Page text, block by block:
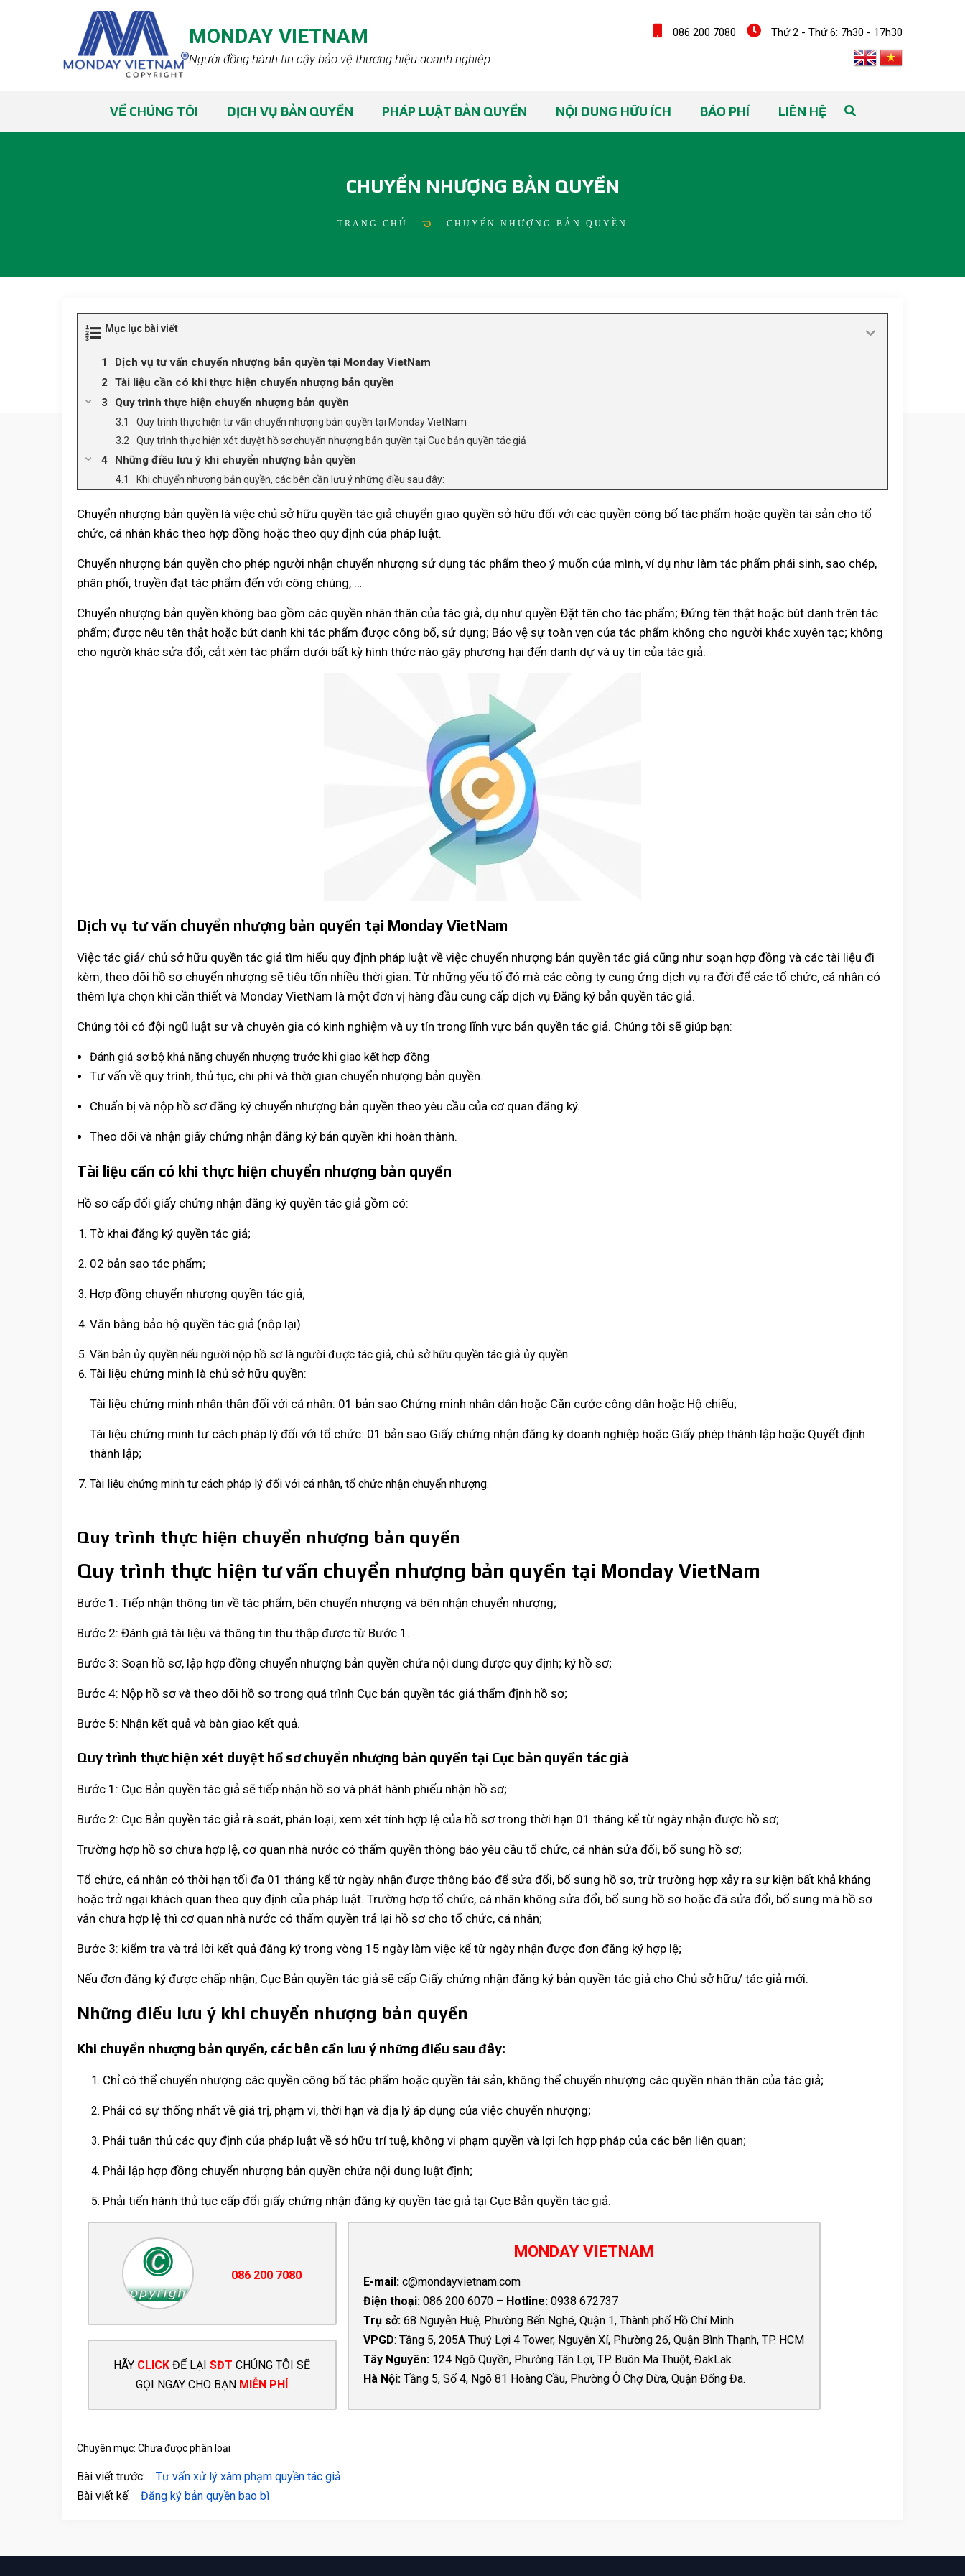
MONDAY VIETNAM
Người đồng hành tin cậy bảo vệ thương hiệu doanh nghiệp
086 200 7080 Thứ 2 - Thứ 6: 7h30 - 17h30
VỀ CHÚNG TÔI DỊCH VỤ BẢN QUYỀN PHÁP LUẬT BẢN QUYỀN NỘI DUNG HỮU ÍCH BÁO PHÍ LIÊN HỆ
CHUYỂN NHƯỢNG BẢN QUYỀN
TRANG CHỦ CHUYỂN NHƯỢNG BẢN QUYỀN
Mục lục bài viết
Dịch vụ tư vấn chuyển nhượng bản quyền tại Monday VietNam
Tài liệu cần có khi thực hiện chuyển nhượng bản quyền
Quy trình thực hiện chuyển nhượng bản quyền
Quy trình thực hiện tư vấn chuyển nhượng bản quyền tại Monday VietNam
Quy trình thực hiện xét duyệt hồ sơ chuyển nhượng bản quyền tại Cục bản quyền tác giả
Những điều lưu ý khi chuyển nhượng bản quyền
Khi chuyển nhượng bản quyền, các bên cần lưu ý những điều sau đây:
Chuyển nhượng bản quyền là việc chủ sở hữu quyền tác giả chuyển giao quyền sở hữu đối với các quyền công bố tác phẩm hoặc quyền tài sản cho tổ
chức, cá nhân khác theo hợp đồng hoặc theo quy định của pháp luật.
Chuyển nhượng bản quyền cho phép người nhận chuyển nhượng sử dụng tác phẩm theo ý muốn của mình, ví dụ như làm tác phẩm phái sinh, sao chép,
phân phối, truyền đạt tác phẩm đến với công chúng, …
Chuyển nhượng bản quyền không bao gồm các quyền nhân thân của tác giả, dụ như quyền Đặt tên cho tác phẩm; Đứng tên thật hoặc bút danh trên tác
phẩm; được nêu tên thật hoặc bút danh khi tác phẩm được công bố, sử dụng; Bảo vệ sự toàn vẹn của tác phẩm không cho người khác xuyên tạc; không
cho người khác sửa đổi, cắt xén tác phẩm dưới bất kỳ hình thức nào gây phương hại đến danh dự và uy tín của tác giả.
Dịch vụ tư vấn chuyển nhượng bản quyền tại Monday VietNam
Việc tác giả/ chủ sở hữu quyền tác giả tìm hiểu quy định pháp luật về việc chuyển nhượng bản quyền tác giả cũng như soạn hợp đồng và các tài liệu đi
kèm, theo dõi hồ sơ chuyển nhượng sẽ tiêu tốn nhiều thời gian. Từ những yếu tố đó mà các công ty cung ứng dịch vụ ra đời để các tổ chức, cá nhân có
thêm lựa chọn khi cần thiết và Monday VietNam là một đơn vị hàng đầu cung cấp dịch vụ Đăng ký bản quyền tác giả.
Chúng tôi có đội ngũ luật sư và chuyên gia có kinh nghiệm và uy tín trong lĩnh vực bản quyền tác giả. Chúng tôi sẽ giúp bạn:
Đánh giá sơ bộ khả năng chuyển nhượng trước khi giao kết hợp đồng
Tư vấn về quy trình, thủ tục, chi phí và thời gian chuyển nhượng bản quyền.
Chuẩn bị và nộp hồ sơ đăng ký chuyển nhượng bản quyền theo yêu cầu của cơ quan đăng ký.
Theo dõi và nhận giấy chứng nhận đăng ký bản quyền khi hoàn thành.
Tài liệu cần có khi thực hiện chuyển nhượng bản quyền
Hồ sơ cấp đổi giấy chứng nhận đăng ký quyền tác giả gồm có:
Tờ khai đăng ký quyền tác giả;
02 bản sao tác phẩm;
Hợp đồng chuyển nhượng quyền tác giả;
Văn bằng bảo hộ quyền tác giả (nộp lại).
Văn bản ủy quyền nếu người nộp hồ sơ là người được tác giả, chủ sở hữu quyền tác giả ủy quyền
Tài liệu chứng minh là chủ sở hữu quyền:
Tài liệu chứng minh nhân thân đối với cá nhân: 01 bản sao Chứng minh nhân dân hoặc Căn cước công dân hoặc Hộ chiếu;
Tài liệu chứng minh tư cách pháp lý đối với tổ chức: 01 bản sao Giấy chứng nhận đăng ký doanh nghiệp hoặc Giấy phép thành lập hoặc Quyết định
thành lập;
Tài liệu chứng minh tư cách pháp lý đối với cá nhân, tổ chức nhận chuyển nhượng.
Quy trình thực hiện chuyển nhượng bản quyền
Quy trình thực hiện tư vấn chuyển nhượng bản quyền tại Monday VietNam
Bước 1: Tiếp nhận thông tin về tác phẩm, bên chuyển nhượng và bên nhận chuyển nhượng;
Bước 2: Đánh giá tài liệu và thông tin thu thập được từ Bước 1.
Bước 3: Soạn hồ sơ, lập hợp đồng chuyển nhượng bản quyền chứa nội dung được quy định; ký hồ sơ;
Bước 4: Nộp hồ sơ và theo dõi hồ sơ trong quá trình Cục bản quyền tác giả thẩm định hồ sơ;
Bước 5: Nhận kết quả và bàn giao kết quả.
Quy trình thực hiện xét duyệt hồ sơ chuyển nhượng bản quyền tại Cục bản quyền tác giả
Bước 1: Cục Bản quyền tác giả sẽ tiếp nhận hồ sơ và phát hành phiếu nhận hồ sơ;
Bước 2: Cục Bản quyền tác giả rà soát, phân loại, xem xét tính hợp lệ của hồ sơ trong thời hạn 01 tháng kể từ ngày nhận được hồ sơ;
Trường hợp hồ sơ chưa hợp lệ, cơ quan nhà nước có thẩm quyền thông báo yêu cầu tổ chức, cá nhân sửa đổi, bổ sung hồ sơ;
Tổ chức, cá nhân có thời hạn tối đa 01 tháng kể từ ngày nhận được thông báo để sửa đổi, bổ sung hồ sơ, trừ trường hợp xảy ra sự kiện bất khả kháng
hoặc trở ngại khách quan theo quy định của pháp luật. Trường hợp tổ chức, cá nhân không sửa đổi, bổ sung hồ sơ hoặc đã sửa đổi, bổ sung mà hồ sơ
vẫn chưa hợp lệ thì cơ quan nhà nước có thẩm quyền trả lại hồ sơ cho tổ chức, cá nhân;
Bước 3: kiểm tra và trả lời kết quả đăng ký trong vòng 15 ngày làm việc kể từ ngày nhận được đơn đăng ký hợp lệ;
Nếu đơn đăng ký được chấp nhận, Cục Bản quyền tác giả sẽ cấp Giấy chứng nhận đăng ký bản quyền tác giả cho Chủ sở hữu/ tác giả mới.
Những điều lưu ý khi chuyển nhượng bản quyền
Khi chuyển nhượng bản quyền, các bên cần lưu ý những điều sau đây:
Chỉ có thể chuyển nhượng các quyền công bố tác phẩm hoặc quyền tài sản, không thể chuyển nhượng các quyền nhân thân của tác giả;
Phải có sự thống nhất về giá trị, phạm vi, thời hạn và địa lý áp dụng của việc chuyển nhượng;
Phải tuân thủ các quy định của pháp luật về sở hữu trí tuệ, không vi phạm quyền và lợi ích hợp pháp của các bên liên quan;
Phải lập hợp đồng chuyển nhượng bản quyền chứa nội dung luật định;
Phải tiến hành thủ tục cấp đổi giấy chứng nhận đăng ký quyền tác giả tại Cục Bản quyền tác giả.
086 200 7080
HÃY CLICK ĐỂ LẠISĐT CHÚNG TÔI SẼ
GỌI NGAY CHO BẠN MIỄN PHÍ
MONDAY VIETNAM
E-mail:c@mondayvietnam.com
Điện thoại:086 200 6070 – Hotline:0938 672737
Trụ sở:68 Nguyễn Huệ, Phường Bến Nghé, Quận 1, Thành phố Hồ Chí Minh.
VPGD: Tầng 5, 205A Thuỷ Lợi 4 Tower, Nguyễn Xí, Phường 26, Quận Bình Thạnh, TP. HCM
Tây Nguyên:124 Ngô Quyền, Phường Tân Lợi, TP. Buôn Ma Thuột, ĐakLak.
Hà Nội:Tầng 5, Số 4, Ngõ 81 Hoàng Cầu, Phường Ô Chợ Dừa, Quận Đống Đa.
Chuyên mục: Chưa được phân loại
Bài viết trước:
Tư vấn xử lý xâm phạm quyền tác giả
Bài viết kế:
Đăng ký bản quyền bao bì